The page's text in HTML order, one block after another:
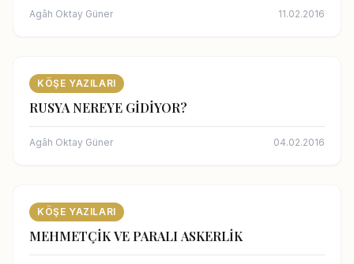
Agâh Oktay Güner 11.02.2016
KÖŞE YAZILARI
RUSYA NEREYE GİDİYOR?
Agâh Oktay Güner 04.02.2016
KÖŞE YAZILARI
MEHMETÇİK VE PARALI ASKERLİK